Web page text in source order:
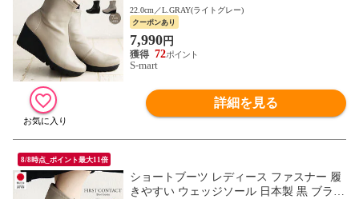
ク FIRST CONTACT ファーストコンタクト
69600
22.0cm／L.GRAY(ライトグレー)
クーポンあり
7,990円
72
S-mart
詳細を見る
8/8時点_ポイント最大11倍
ショートブーツ レディース ファスナー 履
きやすい ウェッジソール 日本製 黒 ブラッ